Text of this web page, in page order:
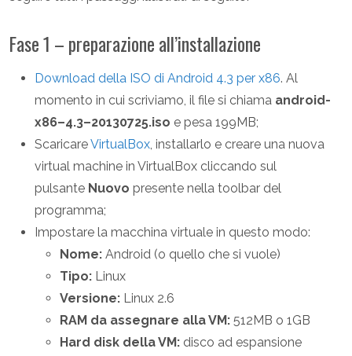
Fase 1 – preparazione all’installazione
Download della ISO di Android 4.3 per x86. Al
momento in cui scriviamo, il file si chiama android-
x86–4.3–20130725.iso e pesa 199MB;
ScaricareVirtualBox, installarlo e creare una nuova
virtual machine in VirtualBox cliccando sul
pulsante Nuovo presente nella toolbar del
programma;
Impostare la macchina virtuale in questo modo:
Nome: Android (o quello che si vuole)
Tipo: Linux
Versione: Linux 2.6
RAM da assegnare alla VM: 512MB o 1GB
Hard disk della VM: disco ad espansione